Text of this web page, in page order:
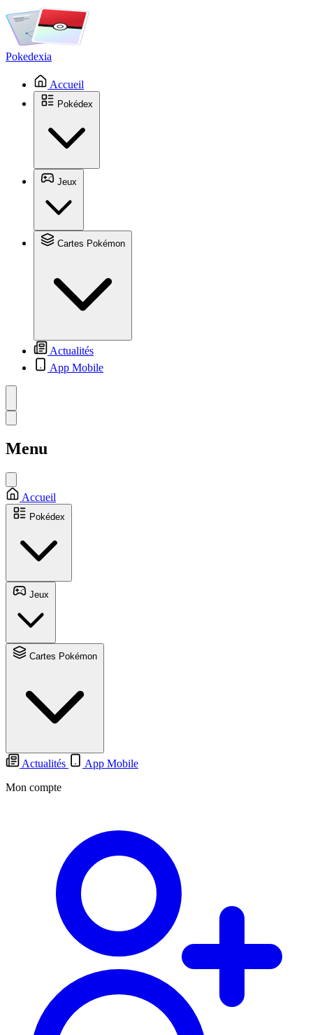
Pokedexia
Accueil
Actualités
App Mobile
Menu
Accueil
Actualités
App Mobile
Mon compte